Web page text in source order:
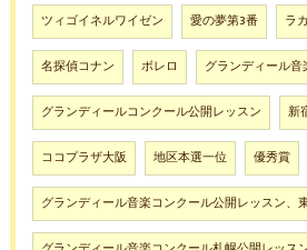
ツィゴイネルワイゼン 愛の夢第3番 ラ
名探偵コナン ボレロ グランディール
グランディールコンクール公開レッスン 新
ココプラザ大阪 地区本選一位 優秀賞
グランディール音楽コンクール公開レッスン、